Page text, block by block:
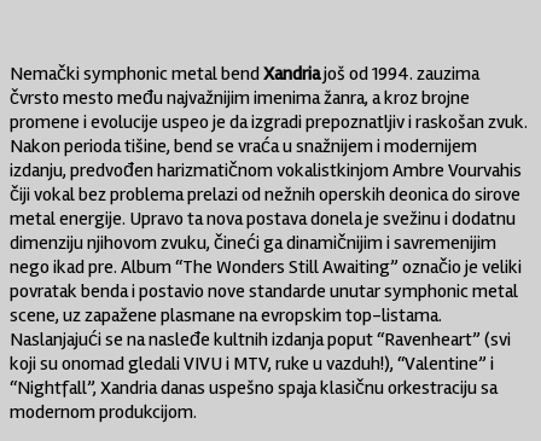
Nemački symphonic metal bendXandriajoš od 1994. zauzima
čvrsto mesto među najvažnijim imenima žanra, a kroz brojne
promene i evolucije uspeo je da izgradi prepoznatljiv i raskošan zvuk.
Nakon perioda tišine, bend se vraća u snažnijem i modernijem
izdanju, predvođen harizmatičnom vokalistkinjom Ambre Vourvahis
čiji vokal bez problema prelazi od nežnih operskih deonica do sirove
metal energije. Upravo ta nova postava donela je svežinu i dodatnu
dimenziju njihovom zvuku, čineći ga dinamičnijim i savremenijim
nego ikad pre. Album “The Wonders Still Awaiting” označio je veliki
povratak benda i postavio nove standarde unutar symphonic metal
scene, uz zapažene plasmane na evropskim top-listama.
Naslanjajući se na nasleđe kultnih izdanja poput “Ravenheart” (svi
koji su onomad gledali VIVU i MTV, ruke u vazduh!), “Valentine” i
“Nightfall”, Xandria danas uspešno spaja klasičnu orkestraciju sa
modernom produkcijom.